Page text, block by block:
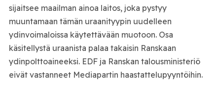
sijaitsee maailman ainoa laitos, joka pystyy
muuntamaan tämän uraanityypin uudelleen
ydinvoimaloissa käytettävään muotoon. Osa
käsitellystä uraanista palaa takaisin Ranskaan
ydinpolttoaineeksi. EDF ja Ranskan talousministeriö
eivät vastanneet Mediapartin haastattelupyyntöihin.